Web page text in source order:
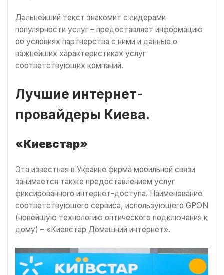
Дальнейший текст знакомит с лидерами
популярности услуг – предоставляет информацию
об условиях партнерства с ними и данные о
важнейших характеристиках услуг
соответствующих компаний.
Лучшие интернет-
провайдеры Киева.
«Киевстар»
Эта известная в Украине фирма мобильной связи
занимается также предоставлением услуг
фиксированного интернет-доступа. Наименование
соответствующего сервиса, использующего GPON
(новейшую технологию оптического подключения к
дому) – «Киевстар Домашний интернет».